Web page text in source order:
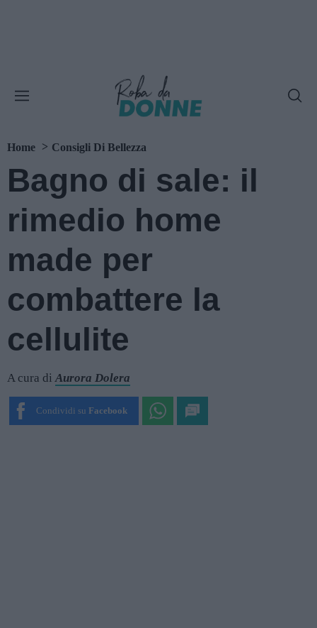
Home Consigli Di Bellezza
Bagno di sale: il
rimedio home
made per
combattere la
cellulite
A cura diAurora Dolera
Condividi su Facebook